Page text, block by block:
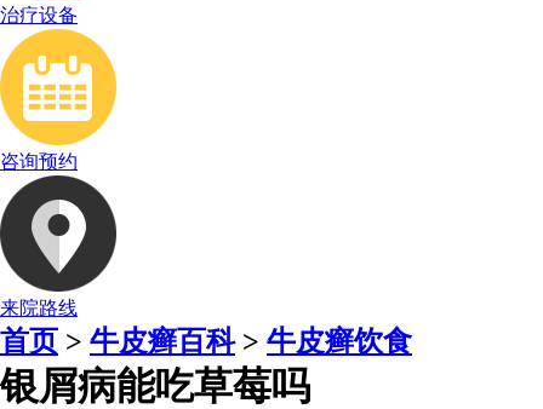
治疗设备
咨询预约
来院路线
首页 > 牛皮癣百科> 牛皮癣饮食
银屑病能吃草莓吗